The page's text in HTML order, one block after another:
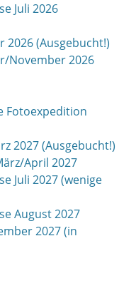
Juli 2026
2026 (Ausgebucht!)
November 2026
Fotoexpedition
2027 (Ausgebucht!)
April 2027
Juli 2027 (wenige
August 2027
2027 (in